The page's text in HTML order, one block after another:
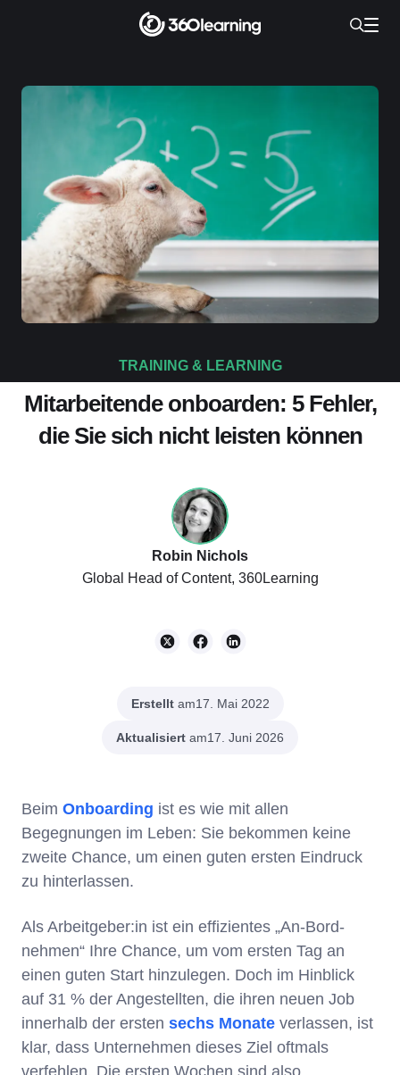
TRAINING & LEARNING
Mitarbeitende onboarden: 5 Fehler,
die Sie sich nicht leisten können
Robin Nichols
Global Head of Content, 360Learning
Erstelltam17. Mai 2022
Aktualisiert am17. Juni 2026
Beim Onboarding ist es wie mit allen
Begegnungen im Leben: Sie bekommen keine
zweite Chance, um einen guten ersten Eindruck
zu hinterlassen.
Als Arbeitgeber:in ist ein effizientes „An-Bord-
nehmen“ Ihre Chance, um vom ersten Tag an
einen guten Start hinzulegen. Doch im Hinblick
auf 31 % der Angestellten, die ihren neuen Job
innerhalb der ersten sechs Monate verlassen, ist
klar, dass Unternehmen dieses Ziel oftmals